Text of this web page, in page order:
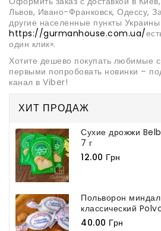
Львов, Ивано-Франковск, Одессу,
другие населенные пункты
https://gurmanhouse.com.ua/
один клик».
Хотите дешево покупать любимые
первыми попробовать новинки –
канал в Viber!
ХИТ ПРОДАЖ
Сухие дрожжи
7 г
12.00 Грн
Польворон
классический
40.00 Грн